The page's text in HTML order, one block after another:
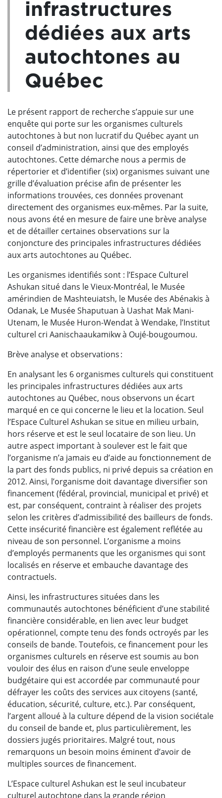
infrastructures
dédiées aux arts
autochtones au
Québec
Le présent rapport de recherche s’appuie sur une
enquête qui porte sur les organismes culturels
autochtones à but non lucratif du Québec ayant un
conseil d’administration, ainsi que des employés
autochtones. Cette démarche nous a permis de
répertorier et d’identifier (six) organismes suivant une
grille d’évaluation précise afin de présenter les
informations trouvées, ces données provenant
directement des organismes eux-mêmes. Par la suite,
nous avons été en mesure de faire une brève analyse
et de détailler certaines observations sur la
conjoncture des principales infrastructures dédiées
aux arts autochtones au Québec.
Les organismes identifiés sont : l’Espace Culturel
Ashukan situé dans le Vieux-Montréal, le Musée
amérindien de Mashteuiatsh, le Musée des Abénakis à
Odanak, Le Musée Shaputuan à Uashat Mak Mani-
Utenam, le Musée Huron-Wendat à Wendake, l’Institut
culturel cri Aanischaaukamikw à Oujé-bougoumou.
Brève analyse et observations :
En analysant les 6 organismes culturels qui constituent
les principales infrastructures dédiées aux arts
autochtones au Québec, nous observons un écart
marqué en ce qui concerne le lieu et la location. Seul
l’Espace Culturel Ashukan se situe en milieu urbain,
hors réserve et est le seul locataire de son lieu. Un
autre aspect important à soulever est le fait que
l’organisme n’a jamais eu d’aide au fonctionnement de
la part des fonds publics, ni privé depuis sa création en
2012. Ainsi, l’organisme doit davantage diversifier son
financement (fédéral, provincial, municipal et privé) et
est, par conséquent, contraint à réaliser des projets
selon les critères d’admissibilité des bailleurs de fonds.
Cette insécurité financière est également reflétée au
niveau de son personnel. L’organisme a moins
d’employés permanents que les organismes qui sont
localisés en réserve et embauche davantage des
contractuels.
Ainsi, les infrastructures situées dans les
communautés autochtones bénéficient d’une stabilité
financière considérable, en lien avec leur budget
opérationnel, compte tenu des fonds octroyés par les
conseils de bande. Toutefois, ce financement pour les
organismes culturels en réserve est soumis au bon
vouloir des élus en raison d’une seule enveloppe
budgétaire qui est accordée par communauté pour
défrayer les coûts des services aux citoyens (santé,
éducation, sécurité, culture, etc.). Par conséquent,
l’argent alloué à la culture dépend de la vision sociétale
du conseil de bande et, plus particulièrement, les
dossiers jugés prioritaires. Malgré tout, nous
remarquons un besoin moins éminent d’avoir de
multiples sources de financement.
L’Espace culturel Ashukan est le seul incubateur
culturel autochtone dans la grande région